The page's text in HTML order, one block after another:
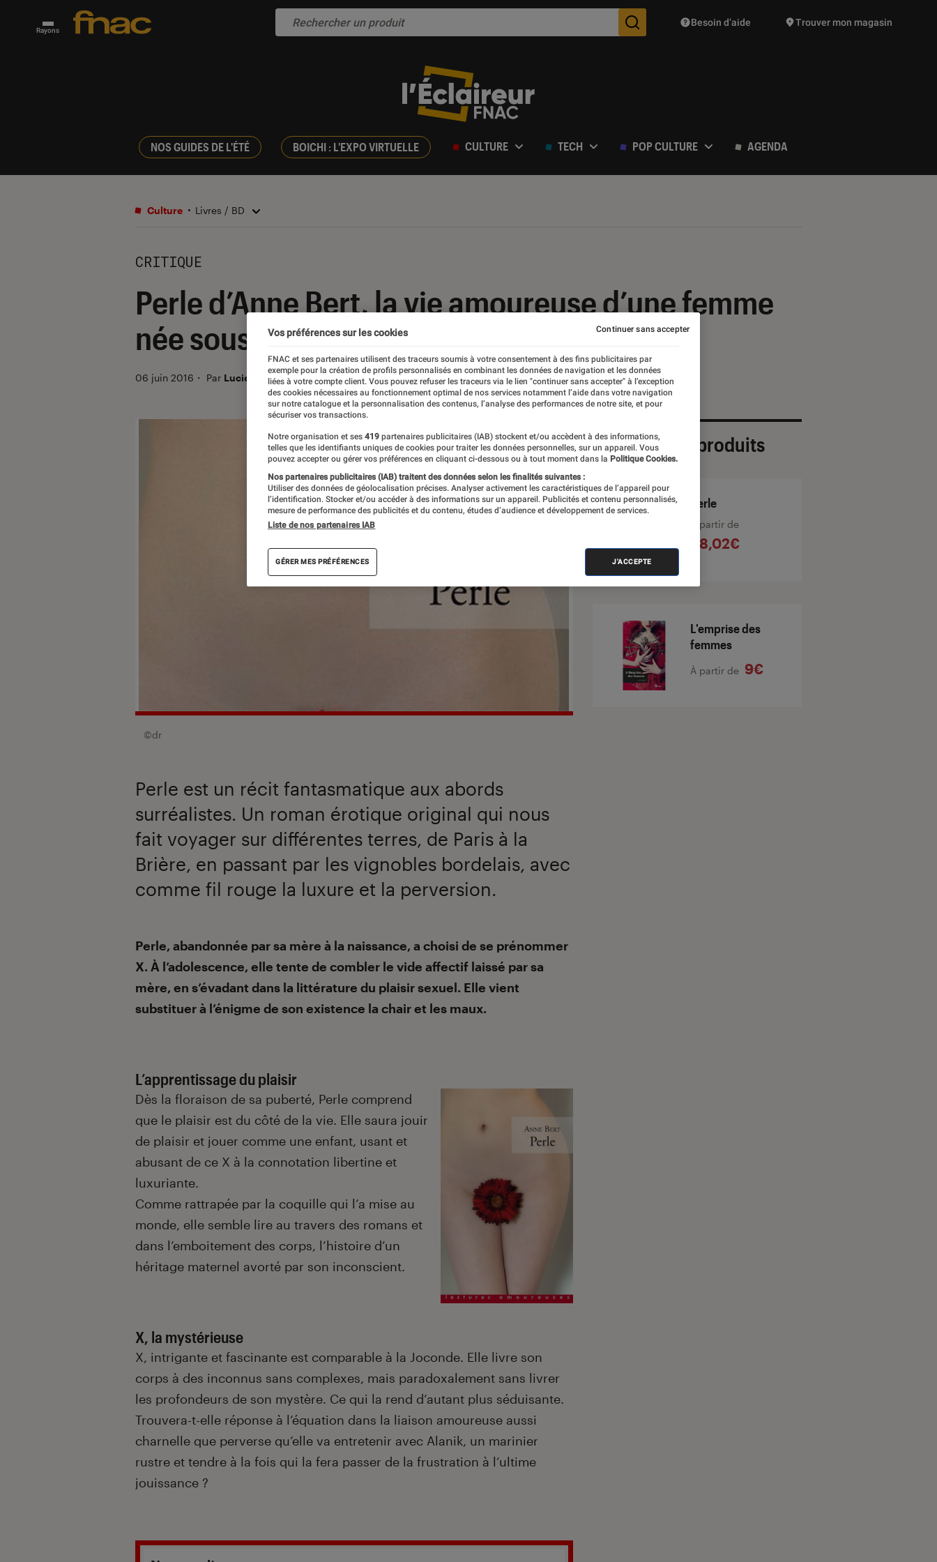
Rayons Des suggestions de produits vont vous être proposées
Besoin d’aide Trouver mon magasin
NOS GUIDES DE L'ÉTÉ BOICHI : L'EXPO VIRTUELLE CULTURE TECH POP CULTURE AGENDA
Culture Livres / BD
CRITIQUE
Perle d’Anne Bert, la vie amoureuse d’une femme
née sous X
06 juin 2016 ・ Par Lucie_F
©dr
Perle est un récit fantasmatique aux abords
surréalistes. Un roman érotique original qui nous
fait voyager sur différentes terres, de Paris à la
Brière, en passant par les vignobles bordelais, avec
comme fil rouge la luxure et la perversion.
Introduction
Perle, abandonnée par sa mère à la naissance, a choisi de se prénommer
X. À l’adolescence, elle tente de combler le vide affectif laissé par sa
mère, en s’évadant dans la littérature du plaisir sexuel. Elle vient
substituer à l’énigme de son existence la chair et les maux.
L’apprentissage du plaisir
Dès la floraison de sa puberté, Perle comprend
que le plaisir est du côté de la vie. Elle saura jouir
de plaisir et jouer comme une enfant, usant et
abusant de ce X à la connotation libertine et
luxuriante.
Comme rattrapée par la coquille qui l’a mise au
monde, elle semble lire au travers des romans et
dans l’emboitement des corps, l’histoire d’un
héritage maternel avorté par son inconscient.
X, la mystérieuse
X, intrigante et fascinante est comparable à la Joconde. Elle livre son
corps à des inconnus sans complexes, mais paradoxalement sans livrer
les profondeurs de son mystère. Ce qui la rend d’autant plus séduisante.
Trouvera-t-elle réponse à l’équation dans la liaison amoureuse aussi
charnelle que perverse qu’elle va entretenir avec Alanik, un marinier
rustre et tendre à la fois qui la fera passer de la frustration à l’ultime
jouissance ?
Sélection de produits
Perle
À partir de
48,02€
L'emprise des
femmes
À partir de 9€
Vos préférences sur les cookies
FNAC et ses partenaires utilisent des traceurs soumis à votre consentement à des fins publicitaires par
exemple pour la création de profils personnalisés en combinant les données de navigation et les données
liées à votre compte client. Vous pouvez refuser les traceurs via le lien "continuer sans accepter" à l’exception
des cookies nécessaires au fonctionnement optimal de nos services notamment l’aide dans votre navigation
sur notre catalogue et la personnalisation des contenus, l’analyse des performances de notre site, et pour
sécuriser vos transactions.
Notre organisation et ses 419 partenaires publicitaires (IAB) stockent et/ou accèdent à des informations,
telles que les identifiants uniques de cookies pour traiter les données personnelles, sur un appareil. Vous
pouvez accepter ou gérer vos préférences en cliquant ci-dessous ou à tout moment dans la Politique Cookies.
Nos partenaires publicitaires (IAB) traitent des données selon les finalités suivantes :
Utiliser des données de géolocalisation précises. Analyser activement les caractéristiques de l’appareil pour
l’identification. Stocker et/ou accéder à des informations sur un appareil. Publicités et contenu personnalisés,
mesure de performance des publicités et du contenu, études d’audience et développement de services.
Liste de nos partenaires IAB
GÉRER MES PRÉFÉRENCES J'ACCEPTE
Continuer sans accepter